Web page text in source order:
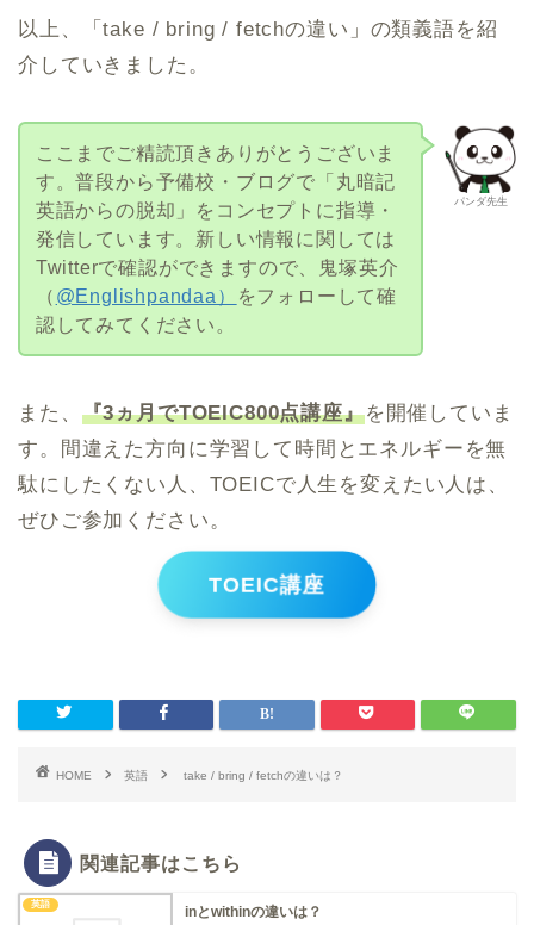
以上、「take / bring / fetchの違い」の類義語を紹
介していきました。
パンダ先生
ここまでご精読頂きありがとうございま
す。普段から予備校・ブログで「丸暗記
英語からの脱却」をコンセプトに指導・
発信しています。新しい情報に関しては
Twitterで確認ができますので、鬼塚英介
（ @Englishpandaa）
をフォローして確
認してみてください。
また、 『3ヵ月でTOEIC800点講座』を開催していま
す。間違えた方向に学習して時間とエネルギーを無
駄にしたくない人、TOEICで人生を変えたい人は、
ぜひご参加ください。
TOEIC講座
HOME 英語 take / bring / fetchの違いは？
関連記事はこちら
英語 inとwithinの違いは？